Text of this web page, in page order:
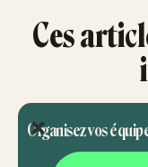
Organisez vos
Ces